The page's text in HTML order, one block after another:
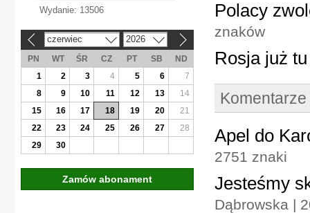
Polacy
znaków
Rosja już
Komentarze
Apel do
2751 znaki
Jesteśmy
Dąbrowska |
Wydanie: 13506
czerwiec 2026
PN WT ŚR CZ PT SB
ND
1
2 3 4 5 6
7
8
9 10 11 12 13
14
15
16 17 18 19 20
21
22
23 24 25 26 27
28
29
30
Zamów abonament